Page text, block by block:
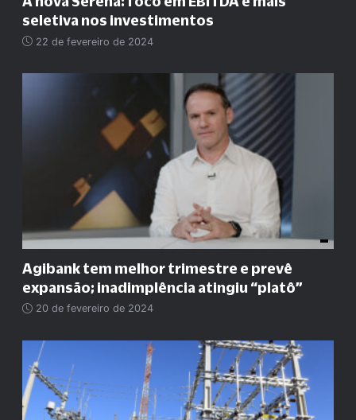
seletiva nos investimentos
22 de fevereiro de 2024
Agibank tem melhor trimestre e prevê
expansão; inadimplência atingiu “platô”
20 de fevereiro de 2024